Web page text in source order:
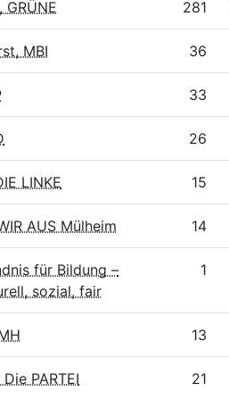
281
MBI 36
33
26
LINKE 15
AUS Mülheim 14
für Bildung –
sozial, fair
1
13
PARTEI 21